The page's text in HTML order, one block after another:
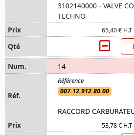
3102140000 - VALVE
TECHNO
65,40 € H.T
14
007.12.912.80.00
RACCORD
53,78 € H.T